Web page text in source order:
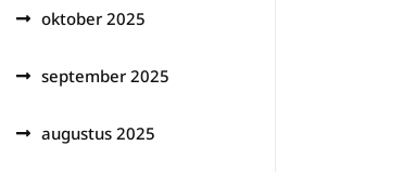
oktober 2025
september 2025
augustus 2025